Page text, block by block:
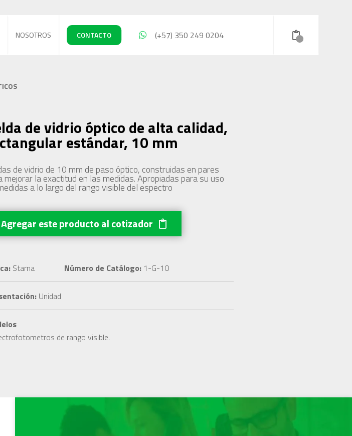
NOSOTROS CONTACTO (+57) 350 249 0204
de vidrio óptico de alta calidad,
estándar, 10 mm
de vidrio de 10 mm de paso óptico, construidas en pares
mejorar la exactitud en las medidas. Apropiadas para su uso
a lo largo del rango visible del espectro
Agregar este productoal cotizador
Starna Número de Catálogo:1-G-10
Unidad
de rango visible.